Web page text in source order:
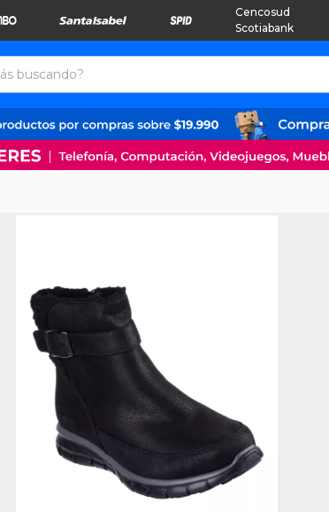
Cencosud
Scotiabank